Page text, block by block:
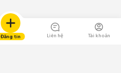
Đăng tin Liên hệ Tài khoản